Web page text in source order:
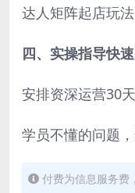
达人矩阵起店玩法
四、实操指导快
安排资深运营30
学员不懂的问题
付费为信息服务费